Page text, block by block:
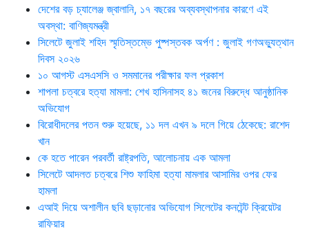
দেশের বড় চ্যালেঞ্জ জ্বালানি, ১৭ বছরের অব্যবস্থাপনার কারণে এই
অবস্থা: বাণিজ্যমন্ত্রী
সিলেটে জুলাই শহিদ স্মৃতিস্তম্ভে পুষ্পস্তবক অর্পণ : জুলাই গণঅভ্যুত্থান
দিবস ২০২৬
১০ আগস্ট এসএসসি ও সমমানের পরীক্ষার ফল প্রকাশ
শাপলা চত্বরে হত্যা মামলা: শেখ হাসিনাসহ ৪১ জনের বিরুদ্ধে আনুষ্ঠানিক
অভিযোগ
বিরোধীদলের পতন শুরু হয়েছে, ১১ দল এখন ৯ দলে গিয়ে ঠেকেছে: রাশেদ
খান
কে হতে পারেন পরবর্তী রাষ্ট্রপতি, আলোচনায় এক আমলা
সিলেটে আদলত চত্বরে শিশু ফাহিমা হত্যা মামলার আসামির ওপর ফের
হামলা
এআই দিয়ে অশালীন ছবি ছড়ানোর অভিযোগ সিলেটের কনটেন্ট ক্রিয়েটর
রাফিয়ার